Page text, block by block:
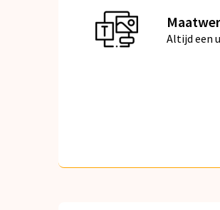
Altijd een